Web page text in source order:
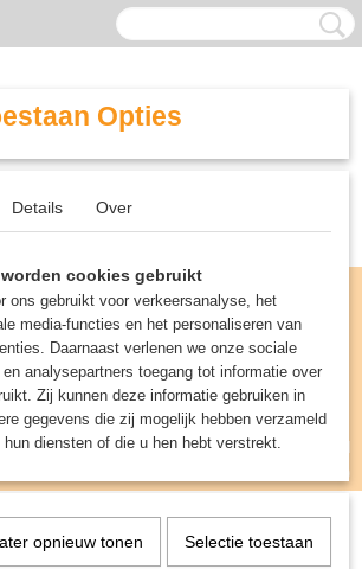
UW WINKELWAGEN
(0)
Puzzels> Kind>
Bouwplaats -
Opties
Details Over
cookies gebruikt
ons gebruikt voor verkeersanalyse, het
media-functies en het personaliseren van
Daarnaast verlenen we onze sociale
analysepartners toegang tot informatie over
Zij kunnen deze informatie gebruiken in
gegevens die zij mogelijk hebben verzameld
diensten of die u hen hebt verstrekt.
opnieuw tonen Selectie toestaan